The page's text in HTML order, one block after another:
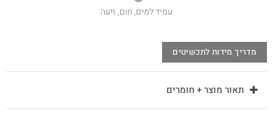
עמיד למים, חום, זיעה
מדריך מידות לתכשיטים
תאור מוצר + חומרים